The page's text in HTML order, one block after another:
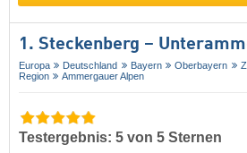
1. Steckenberg –
Europa Deutschland Bayern Oberbayern
Region
Ammergauer Alpen
Testergebnis: 5 von 5 Sternen